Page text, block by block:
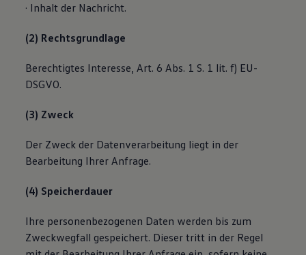
· Inhalt der Nachricht.
(2) Rechtsgrundlage
Berechtigtes Interesse, Art. 6 Abs. 1 S. 1 lit. f) EU-
DSGVO.
(3) Zweck
Der Zweck der Datenverarbeitung liegt in der
Bearbeitung Ihrer Anfrage.
(4) Speicherdauer
Ihre personenbezogenen Daten werden bis zum
Zweckwegfall gespeichert. Dieser tritt in der Regel